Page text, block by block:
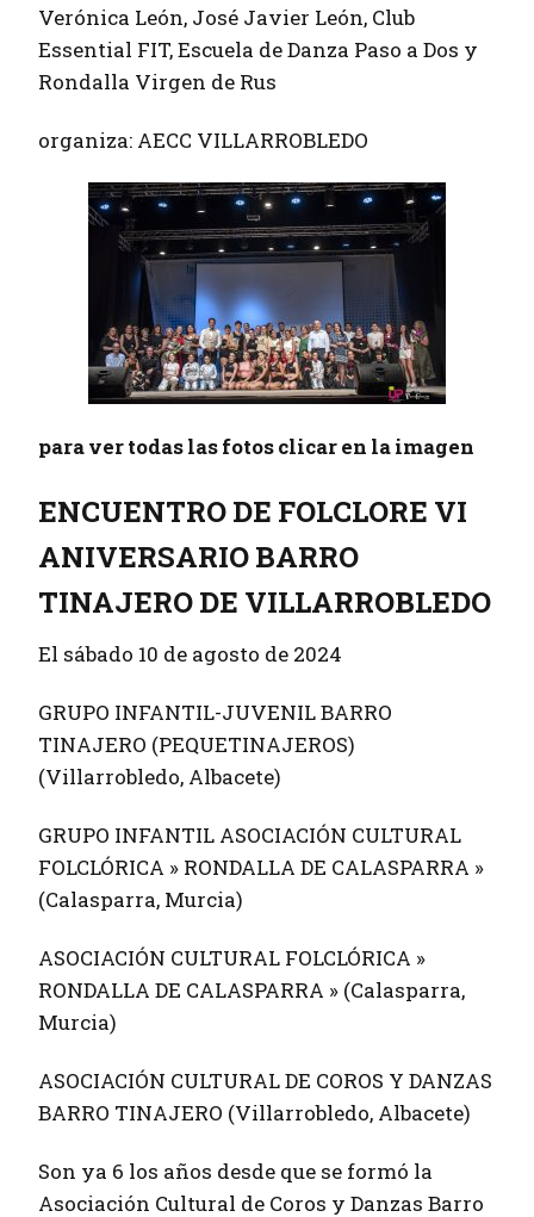
Verónica León, José Javier León, Club
Essential FIT, Escuela de Danza Paso a Dos y
Rondalla Virgen de Rus
organiza: AECC VILLARROBLEDO
para ver todas las fotos clicar en la imagen
ENCUENTRO DE FOLCLORE VI
ANIVERSARIO BARRO
TINAJERO DE VILLARROBLEDO
El sábado 10 de agosto de 2024
GRUPO INFANTIL-JUVENIL BARRO
TINAJERO (PEQUETINAJEROS)
(Villarrobledo, Albacete)
GRUPO INFANTIL ASOCIACIÓN CULTURAL
FOLCLÓRICA » RONDALLA DE CALASPARRA »
(Calasparra, Murcia)
ASOCIACIÓN CULTURAL FOLCLÓRICA »
RONDALLA DE CALASPARRA » (Calasparra,
Murcia)
ASOCIACIÓN CULTURAL DE COROS Y DANZAS
BARRO TINAJERO (Villarrobledo, Albacete)
Son ya 6 los años desde que se formó la
Asociación Cultural de Coros y Danzas Barro